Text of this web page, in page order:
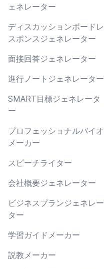
ェネレーター
ディスカッションボードレ
スポンスジェネレーター
面接回答ジェネレーター
進行ノートジェネレーター
SMART目標ジェネレータ
ー
プロフェッショナルバイオ
メーカー
スピーチライター
会社概要ジェネレーター
ビジネスプランジェネレー
ター
学習ガイドメーカー
説教メーカー